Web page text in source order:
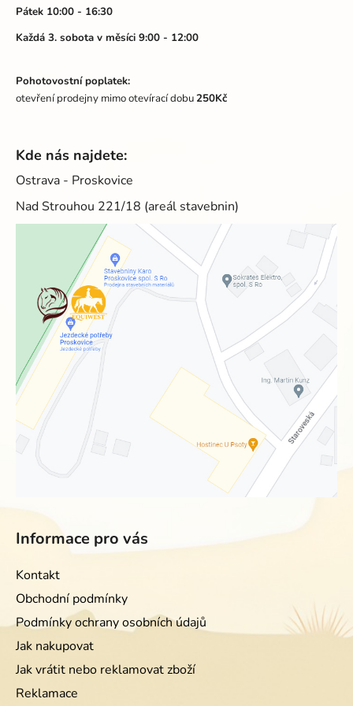
v
i
s
Pátek 10:00 - 16:30
Každá 3. sobota v měsíci 9:00 - 12:00
Pohotovostní poplatek:
otevření prodejny mimo otevírací dobu250Kč
Kde nás najdete:
Ostrava - Proskovice
Nad Strouhou 221/18 (areál stavebnin)
Informace pro vás
Kontakt
Obchodní podmínky
Podmínky ochrany osobních údajů
Jak nakupovat
Jak vrátit nebo reklamovat zboží
Reklamace